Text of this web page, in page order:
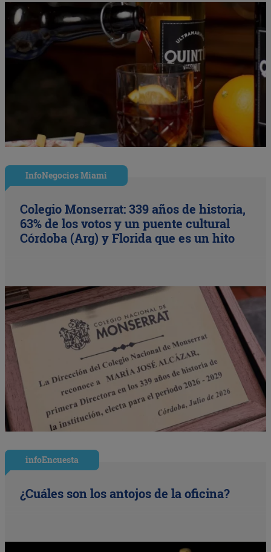
InfoNegocios Miami
Colegio Monserrat: 339 años de historia,
63% de los votos y un puente cultural
Córdoba (Arg) y Florida que es un hito
infoEncuesta
¿Cuáles son los antojos de la oficina?